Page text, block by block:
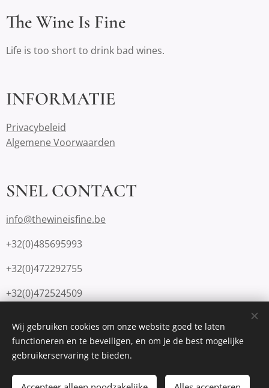
The Wine Is Fine
Life is too short to drink bad wines.
INFORMATIE
Privacybeleid
Algemene Voorwaarden
SNEL CONTACT
info@thewineisfine.be
+32(0)485695993
+32(0)472292755
+32(0)472524509
Mogelijk gemaakt doorWebnode Cookies
Wij gebruiken cookies om onze website goed te laten
functioneren en te beveiligen, en om je de best mogelijke
gebruikerservaring te bieden.